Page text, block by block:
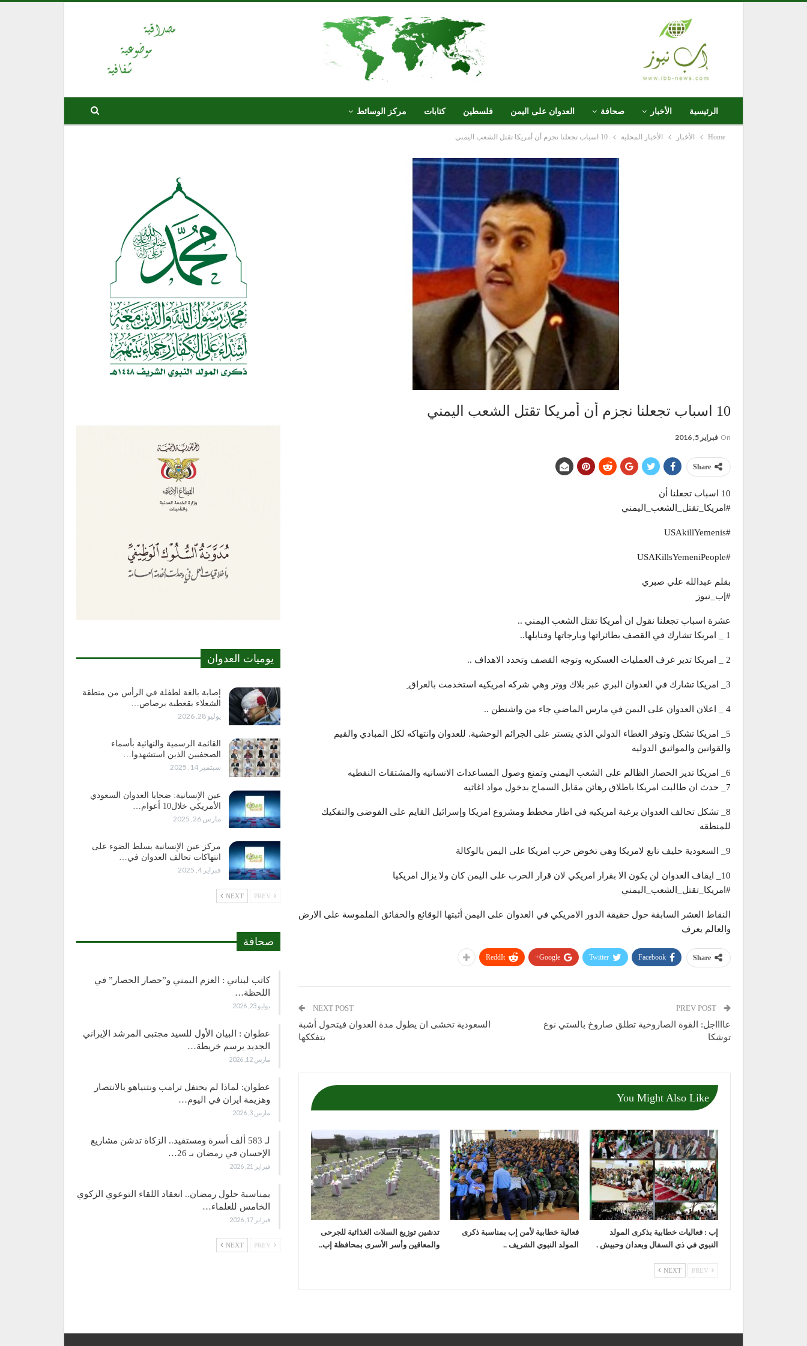
الرئيسية الأخبار صحافة العدوان على اليمن فلسطين كتابات مركز الوسائط
Home الأخبار الأخبار المحلية 10 اسباب تجعلنا نجزم أن أمريكا تقتل الشعب اليمني
10 اسباب تجعلنا نجزم أن أمريكا تقتل الشعب اليمني
On فبراير 5, 2016
Share
10 اسباب تجعلنا أن
#امريكا_تقتل_الشعب_اليمني
#USAkillYemenis
#USAKillsYemeniPeople
بقلم عبدالله علي صبري
#إب_نيوز
عشرة اسباب تجعلنا نقول ان أمريكا تقتل الشعب اليمني ..
1 _ امريكا تشارك في القصف بطائراتها وبارجاتها وقنابلها..
2 _ امريكا تدير غرف العمليات العسكريه وتوجه القصف وتحدد الاهداف ..
3_ امريكا تشارك في العدوان البري عبر بلاك ووتر وهي شركه امريكيه استخدمت بالعراق ِ
4 _ اعلان العدوان على اليمن في مارس الماضي جاء من واشنطن ..
5_ امريكا تشكل وتوفر الغطاء الدولي الذي يتستر على الجرائم الوحشية. للعدوان وانتهاكه لكل المبادي والقيم
والقوانين والمواثيق الدوليه
6_ امريكا تدير الحصار الظالم على الشعب اليمني وتمنع وصول المساعدات الانسانيه والمشتقات النفطيه
7_ حدث ان طالبت امريكا باطلاق رهائن مقابل السماح بدخول مواد اغاثيه
8_ تشكل تحالف العدوان برغبة امريكيه في اطار مخطط ومشروع امريكا وإسرائيل القايم على الفوضى والتفكيك
للمنطقه
9_ السعودية حليف تابع لامريكا وهي تخوض حرب امريكا على اليمن بالوكالة
10_ ايقاف العدوان لن يكون الا بقرار امريكي لان قرار الحرب على اليمن كان ولا يزال امريكيا
#امريكا_تقتل_الشعب_اليمني
النقاط العشر السابقة حول حقيقة الدور الامريكي في العدوان على اليمن أثبتها الوقائع والحقائق الملموسة على الارض
والعالم يعرف
Share
Facebook
Twitter
Google+
ReddIt
عااااجل: القوة الصاروخية تطلق صاروخ بالستي نوع
توشكا
NEXT POST
السعودية تخشى ان يطول مدة العدوان فيتحول أشبة
بتفككها
You Might Also Like
إب : فعاليات خطابية بذكرى المولد
النبوي في ذي السفال وبعدان وحبيش .
فعالية خطابية لأمن إب بمناسبة ذكرى
المولد النبوي الشريف ..
تدشين توزيع السلات الغذائية للجرحى
والمعاقين وأسر الأسرى بمحافظة إب..
NEXT
يوميات العدوان
إصابة بالغة لطفلة في الرأس من منطقة
الشعلاء بقعطبة برصاص…
يوليو 28, 2026
القائمة الرسمية والنهائية بأسماء
الصحفيين الذين استشهدوا…
سبتمبر 14, 2025
عين الإنسانية: ضحايا العدوان السعودي
الأمريكي خلال10 أعوام…
مارس 26, 2025
مركز عين الإنسانية يسلط الضوء على
انتهاكات تحالف العدوان في…
فبراير 4, 2025
NEXT
صحافة
كاتب لبناني : العزم اليمني و”حصار الحصار” في
اللحظة…
يوليو 23, 2026
عطوان : البيان الأول للسيد مجتبى المرشد الإيراني
الجديد يرسم خريطة…
مارس 12, 2026
عطوان: لماذا لم يحتفل ترامب ونتنياهو بالانتصار
وهزيمة ايران في اليوم…
مارس 3, 2026
لـ 583 ألف أسرة ومستفيد.. الزكاة تدشن مشاريع
الإحسان في رمضان بـ 26…
فبراير 21, 2026
بمناسبة حلول رمضان.. انعقاد اللقاء التوعوي الزكوي
الخامس للعلماء…
فبراير 17, 2026
NEXT